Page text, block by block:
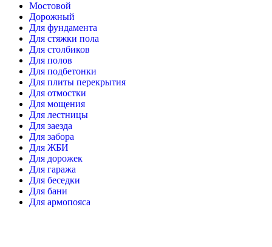
Мостовой
Дорожный
Для фундамента
Для стяжки пола
Для столбиков
Для полов
Для подбетонки
Для плиты перекрытия
Для отмостки
Для мощения
Для лестницы
Для заезда
Для забора
Для ЖБИ
Для дорожек
Для гаража
Для беседки
Для бани
Для армопояса